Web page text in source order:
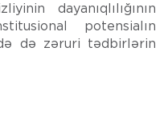
dayanıqlılığının
potensialın
də zəruri tədbirlərin